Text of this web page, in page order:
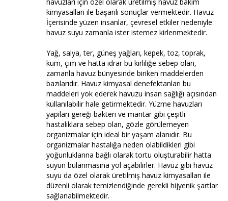
kimyasalları ile başarılı sonuçlar vermektedir. Havuz
İçerisinde yüzen insanlar, çevresel etkiler nedeniyle
havuz suyu zamanla ister istemez kirlenmektedir.
Yağ, salya, ter, güneş yağları, kepek, toz, toprak,
kum, çim ve hatta idrar bu kirliliğe sebep olan,
zamanla havuz bünyesinde biriken maddelerden
bazılarıdır. Havuz kimyasal denefektanları bu
maddeleri yok ederek havuzu insan sağlığı açısından
kullanılabilir hale getirmektedir. Yüzme havuzları
yapıları gereği bakteri ve mantar gibi çeşitli
hastalıklara sebep olan, gözle görülemeyen
organizmalar için ideal bir yaşam alanıdır. Bu
organizmalar hastalığa neden olabildikleri gibi
yoğunluklarına bağlı olarak tortu oluşturabilir hatta
suyun bulanmasına yol açabilirler. Havuz gibi havuz
suyu da özel olarak üretilmiş havuz kimyasalları ile
düzenli olarak temizlendiğinde gerekli hijyenik şartlar
sağlanabilmektedir.